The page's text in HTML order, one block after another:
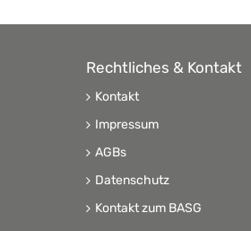
Rechtliches & Kontakt
Kontakt
Impressum
AGBs
Datenschutz
Kontakt zum BASG